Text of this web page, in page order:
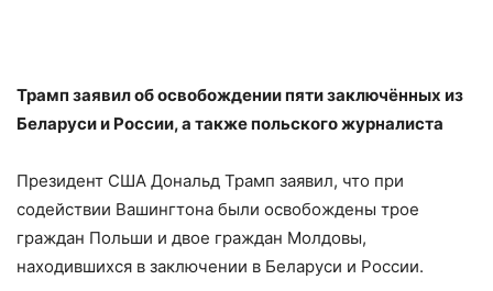
Трамп заявил об освобождении пяти заключённых из
Беларуси и России, а также польского журналиста
Президент США Дональд Трамп заявил, что при
содействии Вашингтона были освобождены трое
граждан Польши и двое граждан Молдовы,
находившихся в заключении в Беларуси и России.